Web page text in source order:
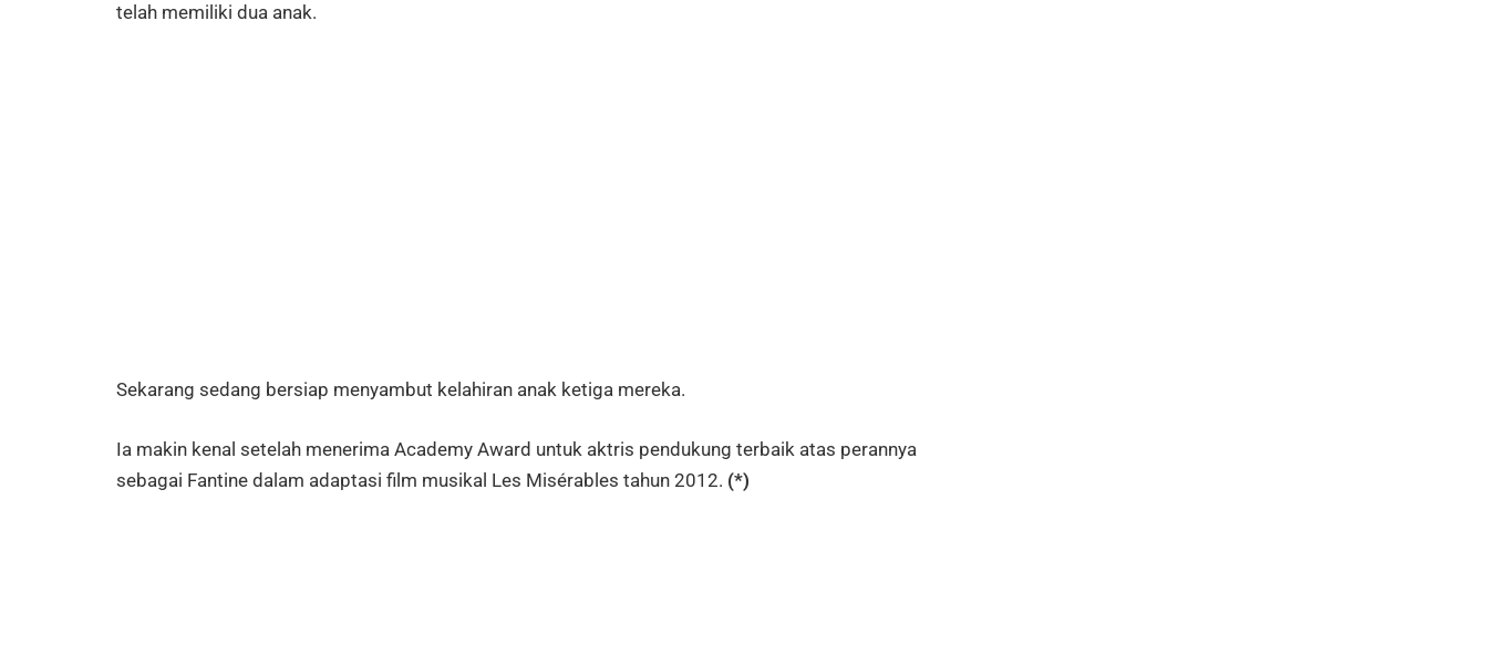
telah memiliki dua anak.
Sekarang sedang bersiap menyambut kelahiran anak ketiga mereka.
Ia makin kenal setelah menerima Academy Award untuk aktris pendukung terbaik atas perannya
sebagai Fantine dalam adaptasi film musikal Les Misérables tahun 2012. (*)